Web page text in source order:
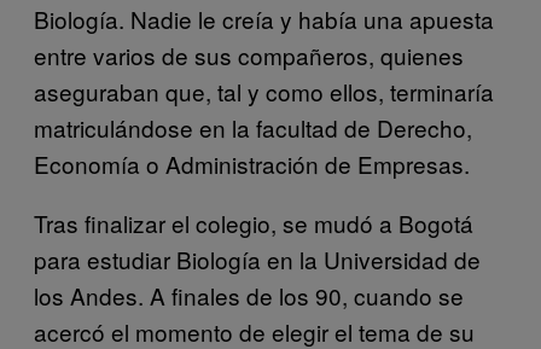
Biología. Nadie le creía y había una apuesta
entre varios de sus compañeros, quienes
aseguraban que, tal y como ellos, terminaría
matriculándose en la facultad de Derecho,
Economía o Administración de Empresas.
Tras finalizar el colegio, se mudó a Bogotá
para estudiar Biología en la Universidad de
los Andes. A finales de los 90, cuando se
acercó el momento de elegir el tema de su